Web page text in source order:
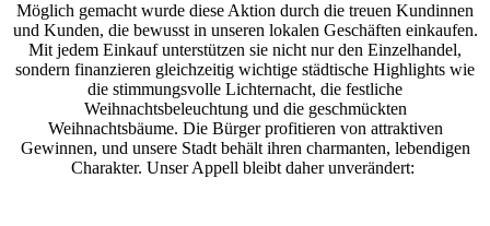
Möglich gemacht wurde diese Aktion durch die treuen Kundinnen
und Kunden, die bewusst in unseren lokalen Geschäften einkaufen.
Mit jedem Einkauf unterstützen sie nicht nur den Einzelhandel,
sondern finanzieren gleichzeitig wichtige städtische Highlights wie
die stimmungsvolle Lichternacht, die festliche
Weihnachtsbeleuchtung und die geschmückten
Weihnachtsbäume. Die Bürger profitieren von attraktiven
Gewinnen, und unsere Stadt behält ihren charmanten, lebendigen
Charakter. Unser Appell bleibt daher unverändert: